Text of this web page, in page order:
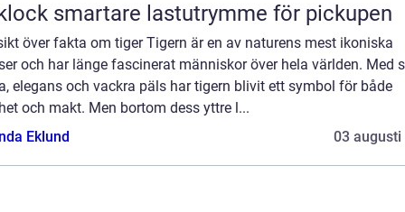
Flaklock smartare lastutrymme för pickupen
över fakta om tiger Tigern är en av naturens mest ikoniska
och har länge fascinerat människor över hela världen. Med
elegans och vackra päls har tigern blivit ett symbol för både
och makt. Men bortom dess yttre l...
Eklund
03 augusti